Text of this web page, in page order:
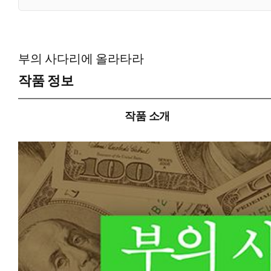
부의 사다리에 올라타라
작품 정보
작품 소개